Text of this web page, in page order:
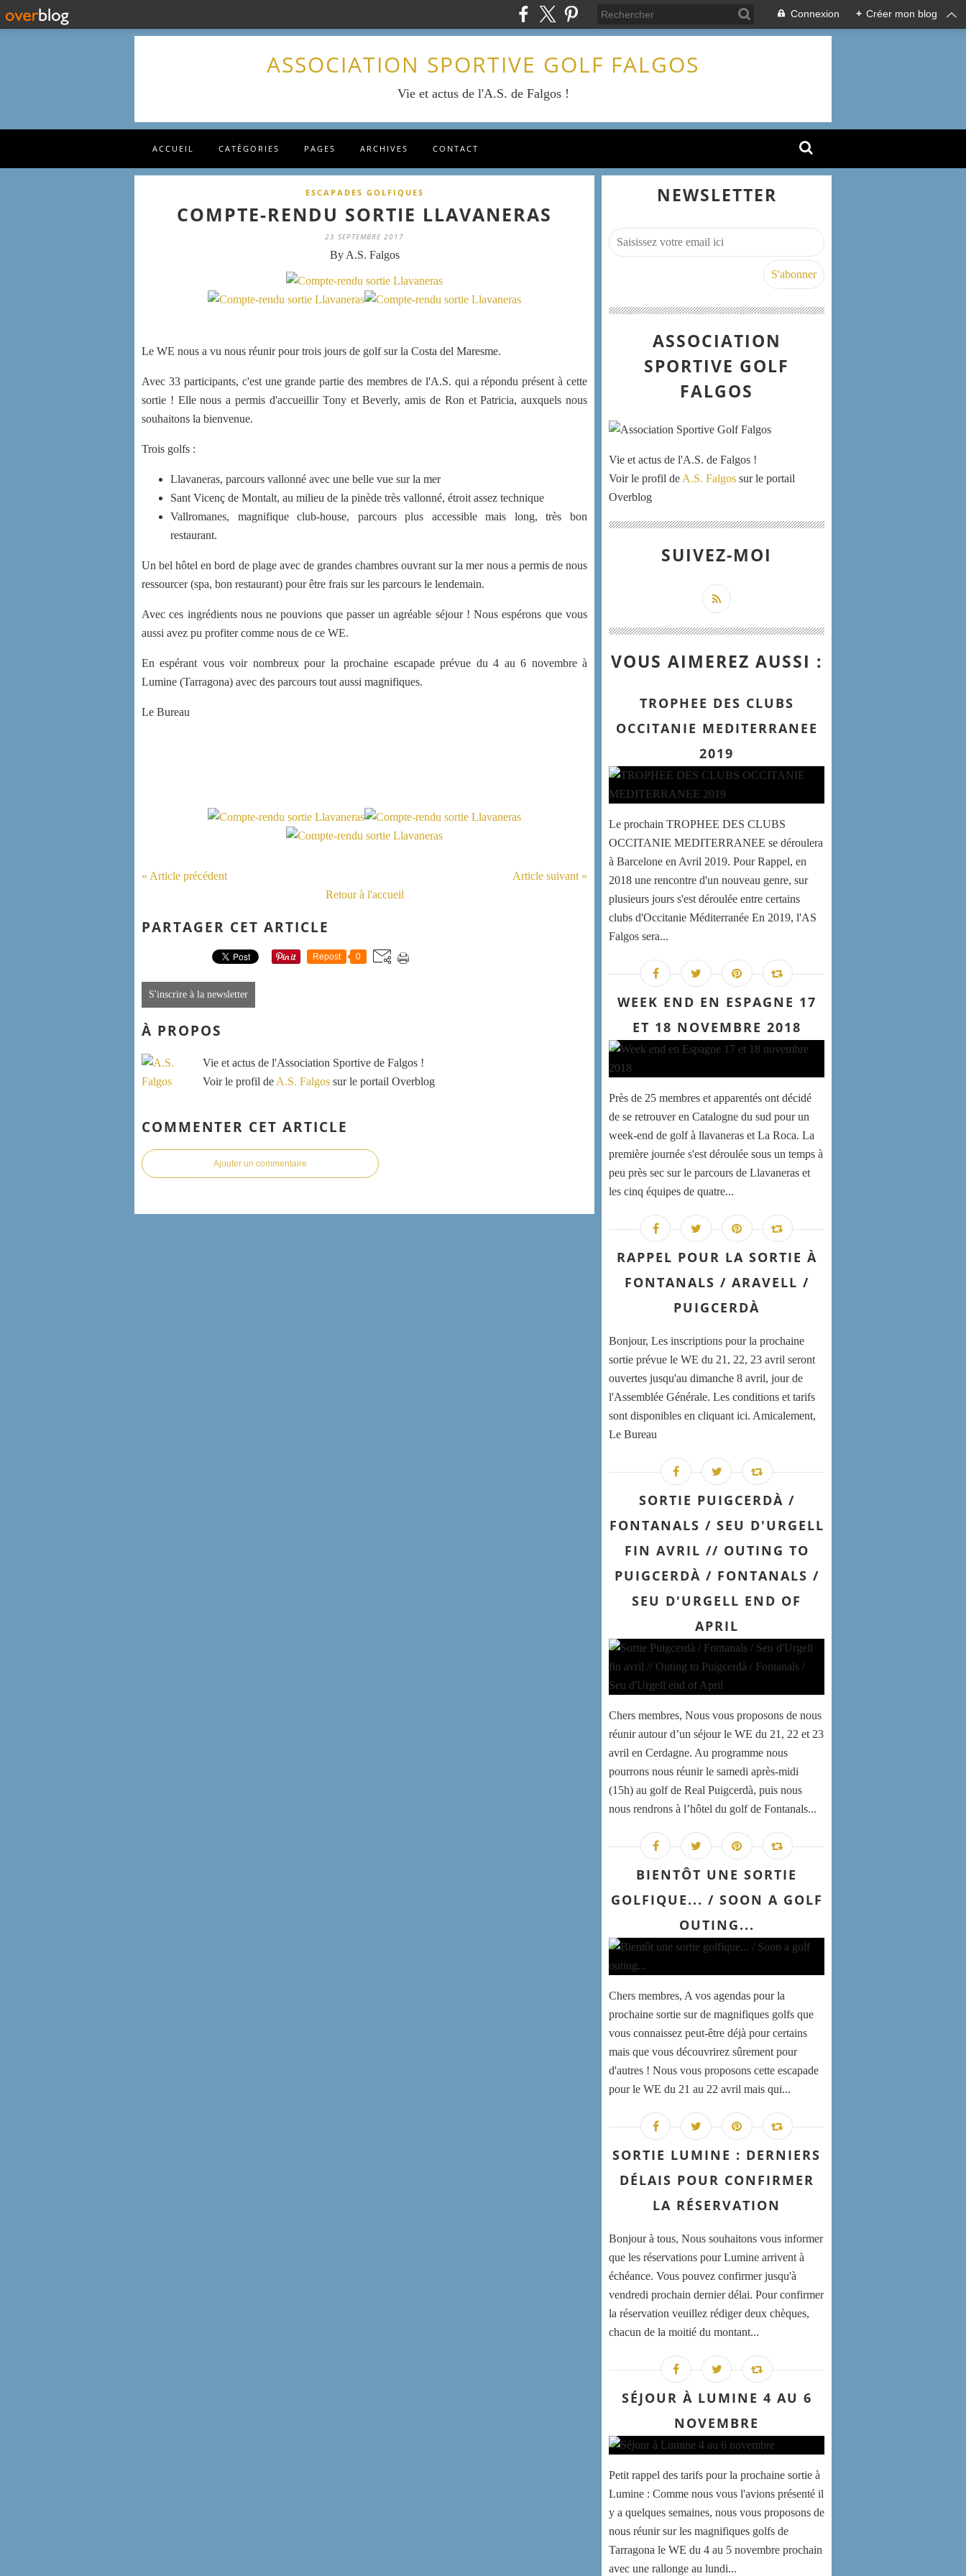
Connexion + Créer mon blog
ASSOCIATION SPORTIVE GOLF FALGOS
Vie et actus de l'A.S. de Falgos !
ACCUEIL CATÉGORIES PAGES ARCHIVES CONTACT
ESCAPADES GOLFIQUES
COMPTE-RENDU SORTIE LLAVANERAS
23 SEPTEMBRE 2017
By A.S. Falgos
Le WE nous a vu nous réunir pour trois jours de golf sur la Costa del Maresme.
Avec 33 participants, c'est une grande partie des membres de l'A.S. qui a répondu présent à cette
sortie ! Elle nous a permis d'accueillir Tony et Beverly, amis de Ron et Patricia, auxquels nous
souhaitons la bienvenue.
Trois golfs :
Llavaneras, parcours vallonné avec une belle vue sur la mer
Sant Vicenç de Montalt, au milieu de la pinède très vallonné, étroit assez technique
Vallromanes, magnifique club-house, parcours plus accessible mais long, très bon
restaurant.
Un bel hôtel en bord de plage avec de grandes chambres ouvrant sur la mer nous a permis de nous
ressourcer (spa, bon restaurant) pour être frais sur les parcours le lendemain.
Avec ces ingrédients nous ne pouvions que passer un agréable séjour ! Nous espérons que vous
aussi avez pu profiter comme nous de ce WE.
En espérant vous voir nombreux pour la prochaine escapade prévue du 4 au 6 novembre à
Lumine (Tarragona) avec des parcours tout aussi magnifiques.
Le Bureau
« Article précédent
Article suivant »
Retour à l'accueil
PARTAGER CET ARTICLE
Repost 0
S'inscrire à la newsletter
À PROPOS
Vie et actus de l'Association Sportive de Falgos !
Voir le profil de A.S. Falgos sur le portail Overblog
COMMENTER CET ARTICLE
Ajouter un commentaire
NEWSLETTER
ASSOCIATION
SPORTIVE GOLF
FALGOS
Vie et actus de l'A.S. de Falgos !
Voir le profil de A.S. Falgos sur le portail
Overblog
SUIVEZ-MOI
VOUS AIMEREZ AUSSI :
TROPHEE DES CLUBS
OCCITANIE MEDITERRANEE
2019
Le prochain TROPHEE DES CLUBS
OCCITANIE MEDITERRANEE se déroulera
à Barcelone en Avril 2019. Pour Rappel, en
2018 une rencontre d'un nouveau genre, sur
plusieurs jours s'est déroulée entre certains
clubs d'Occitanie Méditerranée En 2019, l'AS
Falgos sera...
WEEK END EN ESPAGNE 17
ET 18 NOVEMBRE 2018
Près de 25 membres et apparentés ont décidé
de se retrouver en Catalogne du sud pour un
week-end de golf à llavaneras et La Roca. La
première journée s'est déroulée sous un temps à
peu près sec sur le parcours de Llavaneras et
les cinq équipes de quatre...
RAPPEL POUR LA SORTIE À
FONTANALS / ARAVELL /
PUIGCERDÀ
Bonjour, Les inscriptions pour la prochaine
sortie prévue le WE du 21, 22, 23 avril seront
ouvertes jusqu'au dimanche 8 avril, jour de
l'Assemblée Générale. Les conditions et tarifs
sont disponibles en cliquant ici. Amicalement,
Le Bureau
SORTIE PUIGCERDÀ /
FONTANALS / SEU D'URGELL
FIN AVRIL // OUTING TO
PUIGCERDÀ / FONTANALS /
SEU D'URGELL END OF
APRIL
Chers membres, Nous vous proposons de nous
réunir autour d’un séjour le WE du 21, 22 et 23
avril en Cerdagne. Au programme nous
pourrons nous réunir le samedi après-midi
(15h) au golf de Real Puigcerdà, puis nous
nous rendrons à l’hôtel du golf de Fontanals...
BIENTÔT UNE SORTIE
GOLFIQUE... / SOON A GOLF
OUTING...
Chers membres, A vos agendas pour la
prochaine sortie sur de magnifiques golfs que
vous connaissez peut-être déjà pour certains
mais que vous découvrirez sûrement pour
d'autres ! Nous vous proposons cette escapade
pour le WE du 21 au 22 avril mais qui...
SORTIE LUMINE : DERNIERS
DÉLAIS POUR CONFIRMER
LA RÉSERVATION
Bonjour à tous, Nous souhaitons vous informer
que les réservations pour Lumine arrivent à
échéance. Vous pouvez confirmer jusqu'à
vendredi prochain dernier délai. Pour confirmer
la réservation veuillez rédiger deux chèques,
chacun de la moitié du montant...
SÉJOUR À LUMINE 4 AU 6
NOVEMBRE
Petit rappel des tarifs pour la prochaine sortie à
Lumine : Comme nous vous l'avions présenté il
y a quelques semaines, nous vous proposons de
nous réunir sur les magnifiques golfs de
Tarragona le WE du 4 au 5 novembre prochain
avec une rallonge au lundi...